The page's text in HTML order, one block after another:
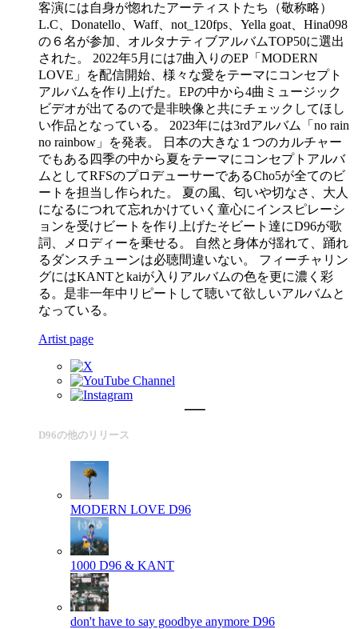
客演には自身が惚れたアーティストたち（敬称略）
L.C、Donatello、Waff、not_120fps、Yella goat、Hina098
の６名が参加、オルタナティブアルバムTOP50に選出
された。 2022年5月には7曲入りのEP「MODERN
LOVE」を配信開始、様々な愛をテーマにコンセプト
アルバムを作り上げた。EPの中から4曲ミュージック
ビデオが出てるので是非映像と共にチェックしてほし
い作品となっている。 2023年には3rdアルバム「no rain
no rainbow」を発表。 日本の大きな１つのカルチャー
でもある四季の中から夏をテーマにコンセプトアルバ
ムとしてRFSのプロデューサーであるCho5が全てのビ
ートを担当し作られた。 夏の風、匂いや切なさ、大人
になるにつれて忘れかけていく童心にインスピレーシ
ョンを受けビートを作り上げたそビート達にD96が歌
詞、メロディーを乗せる。 自然と身体が揺れて、踊れ
るダンスチューンは必聴間違いない。 フィーチャリン
グにはKANTとkaiが入りアルバムの色を更に濃く彩
る。是非一年中リピートして聴いて欲しいアルバムと
なっている。
Artist page
D96の他のリリース
MODERN LOVE D96
1000 D96 & KANT
don't have to say goodbye anymore D96